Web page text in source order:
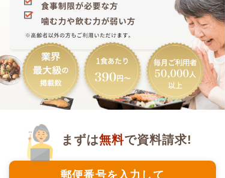
郵便番号を入力して
まずは無料で資料請求!